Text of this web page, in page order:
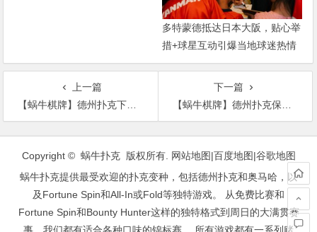
多特蒙德抵达日本大阪，贴心举
措+球星互动引爆当地球迷热情
上一篇
【蜗牛棋牌】德州扑克下注的模式的应用
下一篇
【蜗牛棋牌】德州扑克保持清醒的3条锦囊
文
Copyright © 蜗牛扑克 版权所有. 网站地图|百度地图|谷歌地图
蜗牛扑克提供最受欢迎的扑克变种，包括德州扑克和奥马哈，以
及Fortune Spin和All-In或Fold等独特游戏。 从免费比赛和
Fortune Spin和Bounty Hunter这样的独特格式到周日的大满贯赛